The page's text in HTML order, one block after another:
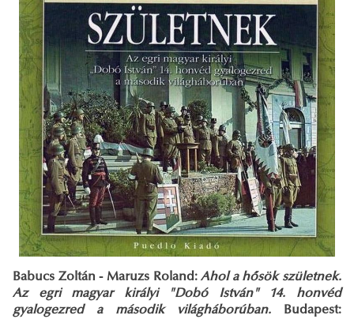
Babucs Zoltán - Maruzs Roland:Ahol a hősök születnek.
Az egri magyar királyi "Dobó István" 14. honvéd
gyalogezred a második világháborúban. Budapest: